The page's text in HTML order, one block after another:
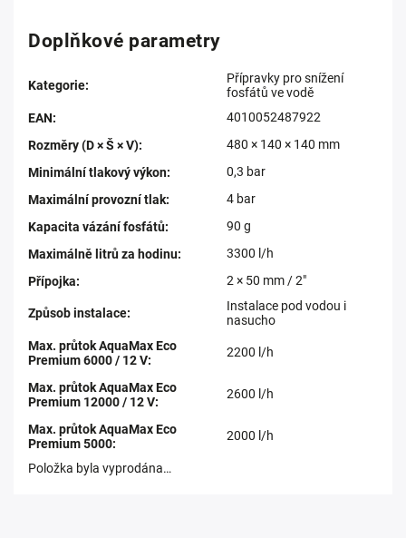
Doplňkové parametry
Kategorie:
Přípravky pro snížení
fosfátů ve vodě
EAN:
4010052487922
Rozměry (D × Š × V):
480 × 140 × 140 mm
Minimální tlakový výkon:
0,3 bar
Maximální provozní tlak:
4 bar
Kapacita vázání fosfátů:
90 g
Maximálně litrů za hodinu:
3300 l/h
Přípojka: 2 × 50 mm / 2"
Způsob instalace:
Instalace pod vodou i
nasucho
Max. průtok AquaMax Eco
Premium 6000 / 12 V:
2200 l/h
Max. průtok AquaMax Eco
Premium 12000 / 12 V:
2600 l/h
Max. průtok AquaMax Eco
Premium 5000:
2000 l/h
Položka byla vyprodána…